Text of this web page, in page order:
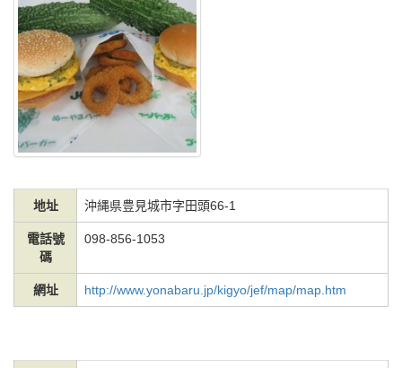
地址 沖縄県豊見城市字田頭66-1
電話號
碼
098-856-1053
網址 http://www.yonabaru.jp/kigyo/jef/map/map.htm